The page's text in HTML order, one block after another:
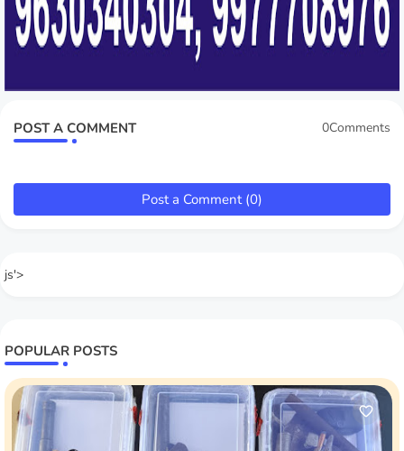
POST A COMMENT 0Comments
Post a Comment (0)
js'>
POPULAR POSTS